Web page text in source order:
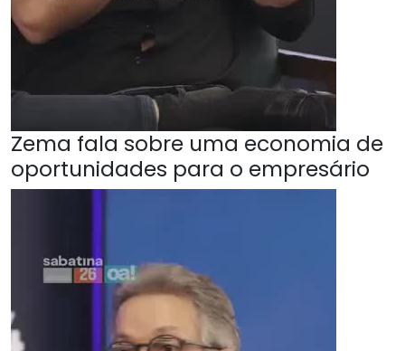
Zema fala sobre uma economia de
oportunidades para o empresário